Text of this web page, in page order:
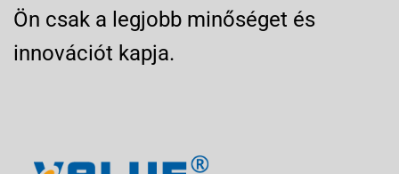
Ön csak a legjobb minőséget és
innovációt kapja.